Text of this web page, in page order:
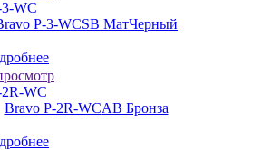
P-3-WCSB МатЧерный
Bravo P-2R-WCAB Бронза